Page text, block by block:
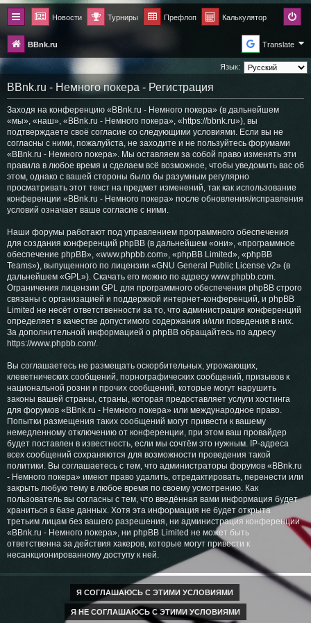
Новости Турниры Префлоп Калькулятор
BBnk.ru Translate
Язык:
BBnk.ru - Немного покера - Регистрация
Заходя на конференцию «BBnk.ru - Немного покера» (в дальнейшем
«мы», «наш», «BBnk.ru - Немного покера», «https://bbnk.ru»), вы
подтверждаете своё согласие со следующими условиями. Если вы не
согласны с ними, пожалуйста, не заходите и не пользуйтесь форумами
«BBnk.ru - Немного покера». Мы оставляем за собой право изменять эти
правила в любое время и сделаем всё возможное, чтобы уведомить вас об
этом, однако с вашей стороны было бы разумным регулярно
просматривать этот текст на предмет изменений, так как использование
конференции «BBnk.ru - Немного покера» после обновления/исправления
условий означает ваше согласие с ними.
Наши форумы работают под управлением программного обеспечения
для создания конференций phpBB (в дальнейшем «они», «программное
обеспечение phpBB», «www.phpbb.com», «phpBB Limited», «phpBB
Teams»), выпущенного по лицензии «GNU General Public License v2» (в
дальнейшем «GPL»). Скачать его можно по адресу www.phpbb.com.
Ограничения лицензии GPL для программного обеспечения phpBB строго
связаны с организацией и поддержкой интернет-конференций, и phpBB
Limited не несёт ответственности за то, что администрация конференций
определяет в качестве допустимого содержания и/или поведения в них.
За дополнительной информацией о phpBB обращайтесь по адресу
https://www.phpbb.com/.
Вы соглашаетесь не размещать оскорбительных, угрожающих,
клеветнических сообщений, порнографических сообщений, призывов к
национальной розни и прочих сообщений, которые могут нарушить
законы вашей страны, страны, которая предоставляет услуги хостинга
для форумов «BBnk.ru - Немного покера» или международное право.
Попытки размещения таких сообщений могут привести к вашему
немедленному отключению от конференции, при этом ваш провайдер
будет поставлен в известность, если мы сочтём это нужным. IP-адреса
всех сообщений сохраняются для возможности проведения такой
политики. Вы соглашаетесь с тем, что администраторы форумов «BBnk.ru
- Немного покера» имеют право удалить, отредактировать, перенести или
закрыть любую тему в любое время по своему усмотрению. Как
пользователь вы согласны с тем, что введённая вами информация будет
храниться в базе данных. Хотя эта информация не будет открыта
третьим лицам без вашего разрешения, ни администрация конференции
«BBnk.ru - Немного покера», ни phpBB Limited не может быть
ответственна за действия хакеров, которые могут привести к
несанкционированному доступу к ней.